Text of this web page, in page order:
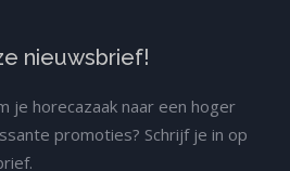
nieuwsbrief!
je horecazaak naar een hoger
promoties? Schrijf je in op